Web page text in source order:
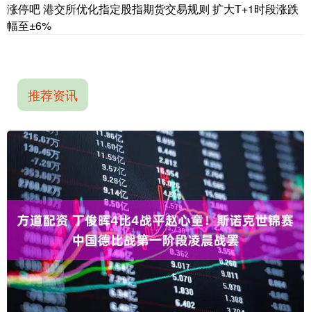
涨停吧 港交所优化指定股指期货交易规则 扩大T+1时段涨跌
幅至±6%
推荐资讯